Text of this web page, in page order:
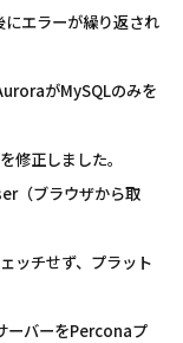
エラーが繰り返され
がMySQLのみを
修正しました。
（ブラウザから取
ッチせず、プラット
ーバーをPerconaプ